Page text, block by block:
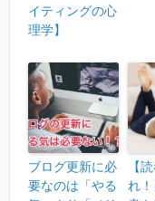
イティングの心
理学】
ブログ更新に必
要なのは「やる
【
れ